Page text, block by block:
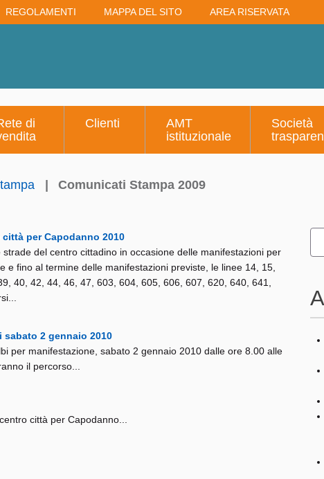
REGOLAMENTI MAPPA DEL SITO AREA RISERVATA
di
Clienti
AMT
istituzionale
Società
Comunicati Stampa 2009
per Capodanno 2010
del centro cittadino in occasione delle manifestazioni per
fino al termine delle manifestazioni previste, le linee 14, 15,
40, 42, 44, 46, 47, 603, 604, 605, 606, 607, 620, 640, 641,
2 gennaio 2010
per manifestazione, sabato 2 gennaio 2010 dalle ore 8.00 alle
il percorso...
città per Capodanno...